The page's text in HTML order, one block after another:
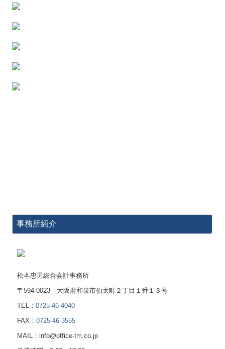
事務所紹介
松本忠男総合会計事務所
〒594-0023 大阪府和泉市伯太町２丁目１番１３号
TEL：0725-46-4040
FAX：0725-46-3555
MAIL：info@office-tm.co.jp